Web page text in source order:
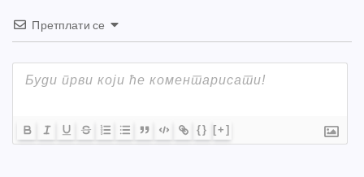
Претплати се
{} [+]